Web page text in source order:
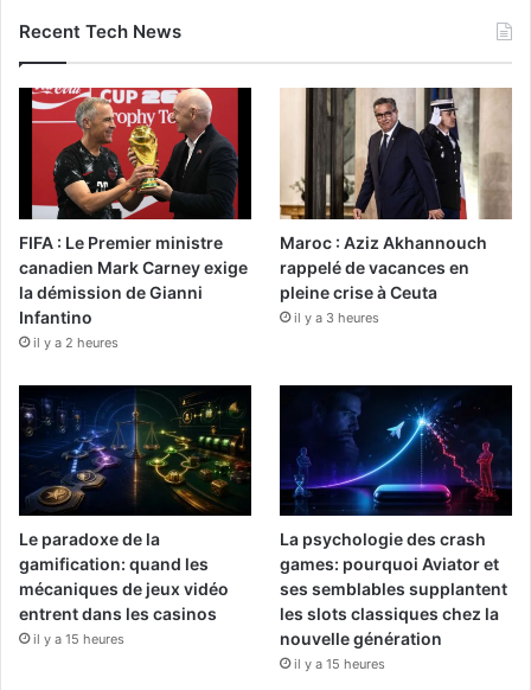
Recent Tech News
FIFA : Le Premier ministre
canadien Mark Carney exige
la démission de Gianni
Infantino
il y a 2 heures
Maroc : Aziz Akhannouch
rappelé de vacances en
pleine crise à Ceuta
il y a 3 heures
Le paradoxe de la
gamification: quand les
mécaniques de jeux vidéo
entrent dans les casinos
il y a 15 heures
La psychologie des crash
games: pourquoi Aviator et
ses semblables supplantent
les slots classiques chez la
nouvelle génération
il y a 15 heures